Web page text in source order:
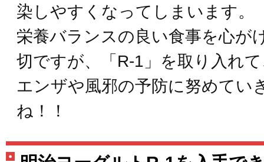
染しやすくなってしまいます。
栄養バランスの良い食事を心が
切ですが、「R-1」を取り入れ
エンザや風邪の予防に努めてい
ね！！